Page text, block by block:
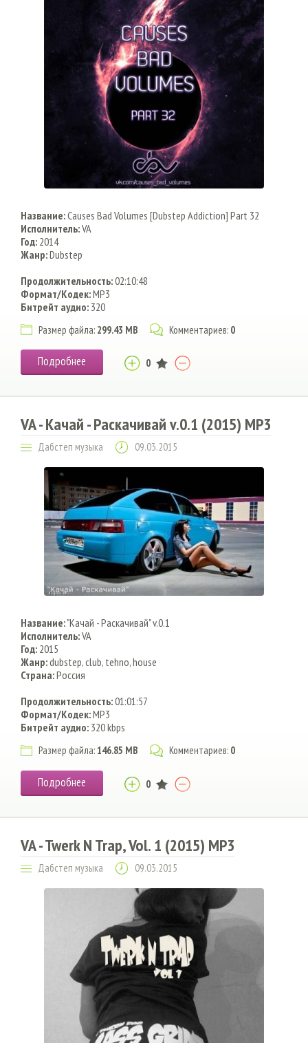
Название:Causes Bad Volumes [Dubstep Addiction] Part 32
Исполнитель:VA
Год: 2014
Жанр:Dubstep
Продолжительность:02:10:48
Формат/Кодек:MP3
Битрейт аудио: 320
Размер файла: 299.43 MB Комментариев: 0
Подробнее 0
VA - Качай - Раскачивай v.0.1 (2015) MP3
Дабстеп музыка 09.03.2015
Название:"Качай - Раскачивай" v.0.1
Исполнитель:VA
Год: 2015
Жанр:dubstep, club, tehno, house
Страна:Россия
Продолжительность:01:01:57
Формат/Кодек:MP3
Битрейт аудио: 320 kbps
Размер файла:146.85 MB Комментариев: 0
Подробнее 0
VA - Twerk N Trap, Vol. 1 (2015) MP3
Дабстеп музыка 09.03.2015